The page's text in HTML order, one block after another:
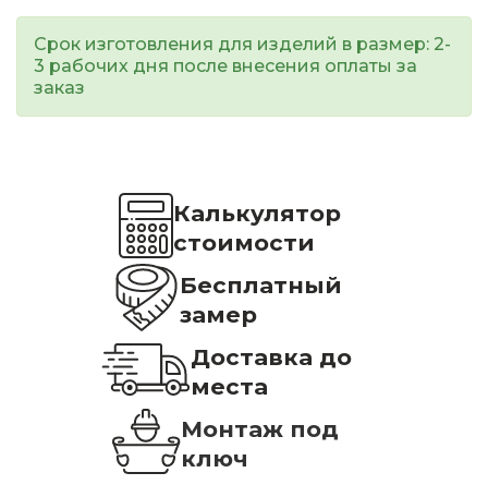
Срок изготовления для изделий в размер: 2-
3 рабочих дня после внесения оплаты за
заказ
Калькулятор
стоимости
Бесплатный
замер
Доставка до
места
Монтаж под
ключ